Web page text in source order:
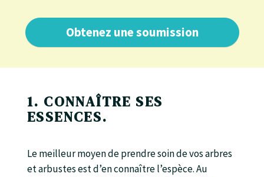
Obtenez une soumission
1. CONNAÎTRE SES
ESSENCES.
Le meilleur moyen de prendre soin de vos arbres
et arbustes est d’en connaître l’espèce. Au